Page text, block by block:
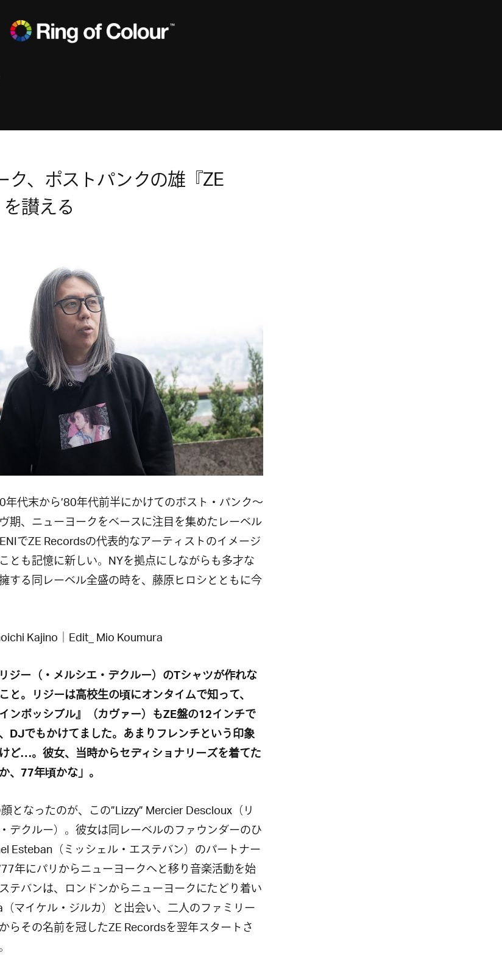
ク、ポストパンクの雄『ZE
讃える
年代末から’80年代前半にかけてのポスト・パンク～
期、ニューヨークをベースに注目を集めたレーベル
でZE Recordsの代表的なアーティストのイメージ
とも記憶に新しい。NYを拠点にしながらも多才な
する同レーベル全盛の時を、藤原ヒロシとともに今
Kajino｜Edit_ Mio Koumura
ジー（・メルシエ・デクルー）のTシャツが作れな
と。リジーは高校生の頃にオンタイムで知って、
ンポッシブル』（カヴァー）もZE盤の12インチで
DJでもかけてました。あまりフレンチという印象
ど…。彼女、当時からセディショナリーズを着てた
、77年頃かな」。
となったのが、この”Lizzy” Mercier Descloux（リ
デクルー）。彼女は同レーベルのファウンダーのひ
Esteban（ミッシェル・エステバン）のパートナー
年にパリからニューヨークへと移り音楽活動を始
テバンは、ロンドンからニューヨークにたどり着い
マイケル・ジルカ）と出会い、二人のファミリー
らその名前を冠したZE Recordsを翌年スタートさ